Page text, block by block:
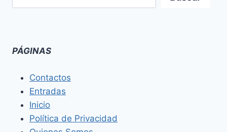
PÁGINAS
Contactos
Entradas
Inicio
Política de Privacidad